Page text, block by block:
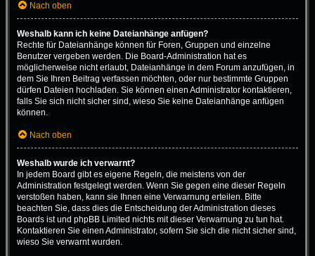
Nach oben
Weshalb kann ich keine Dateianhänge anfügen?
Rechte für Dateianhänge können für Foren, Gruppen und einzelne
Benutzer vergeben werden. Die Board-Administration hat es
möglicherweise nicht erlaubt, Dateianhänge in dem Forum anzufügen, in
dem Sie Ihren Beitrag verfassen möchten, oder nur bestimmte Gruppen
dürfen Dateien hochladen. Sie können einen Administrator kontaktieren,
falls Sie sich nicht sicher sind, wieso Sie keine Dateianhänge anfügen
können.
Nach oben
Weshalb wurde ich verwarnt?
In jedem Board gibt es eigene Regeln, die meistens von der
Administration festgelegt werden. Wenn Sie gegen eine dieser Regeln
verstoßen haben, kann sie Ihnen eine Verwarnung erteilen. Bitte
beachten Sie, dass dies die Entscheidung der Administration dieses
Boards ist und phpBB Limited nichts mit dieser Verwarnung zu tun hat.
Kontaktieren Sie einen Administrator, sofern Sie sich die nicht sicher sind,
wieso Sie verwarnt wurden.